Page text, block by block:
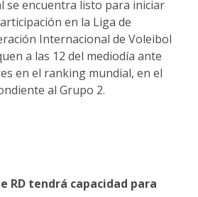
se encuentra listo para iniciar
en la Liga de
Internacional de Voleibol
a las 12 del mediodía ante
en el ranking mundial, en el
al Grupo 2.
RD tendrá capacidad para